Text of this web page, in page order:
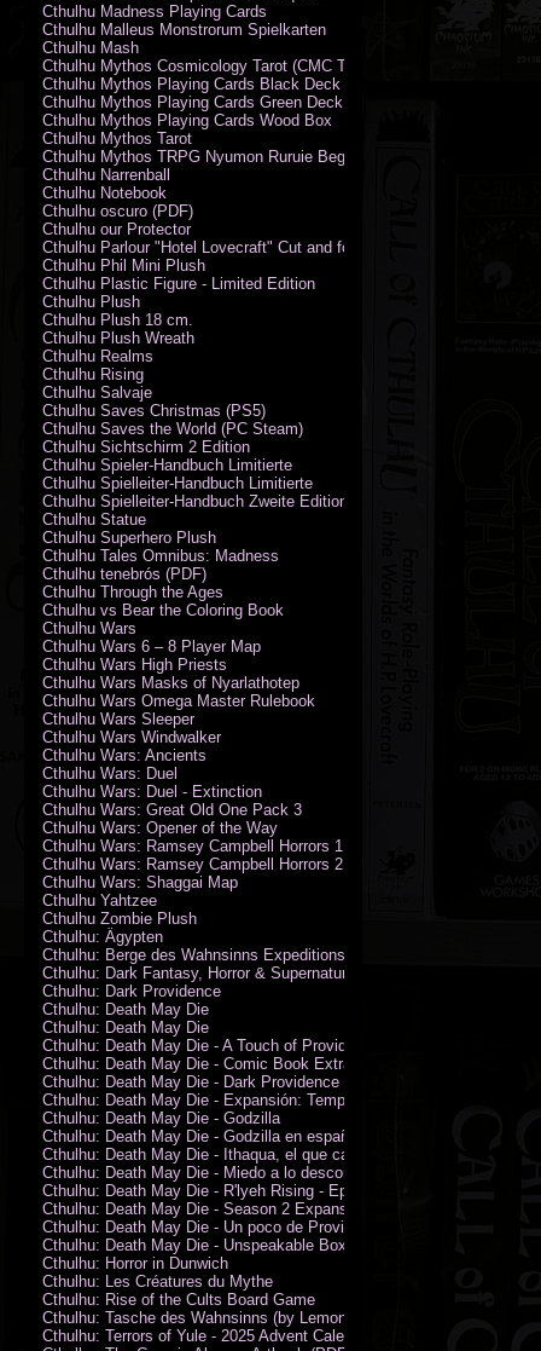
Cthulhu Madness Playing Cards
Cthulhu Malleus Monstrorum Spielkarten
Cthulhu Mash
Cthulhu Mythos Cosmicology Tarot (CMC Tarot - Old Whispers)
Cthulhu Mythos Playing Cards Black Deck
Cthulhu Mythos Playing Cards Green Deck
Cthulhu Mythos Playing Cards Wood Box
Cthulhu Mythos Tarot
Cthulhu Mythos TRPG Nyumon Ruruie Beginners
Cthulhu Narrenball
Cthulhu Notebook
Cthulhu oscuro (PDF)
Cthulhu our Protector
Cthulhu Parlour "Hotel Lovecraft" Cut and fold Game-Cards
Cthulhu Phil Mini Plush
Cthulhu Plastic Figure - Limited Edition
Cthulhu Plush
Cthulhu Plush 18 cm.
Cthulhu Plush Wreath
Cthulhu Realms
Cthulhu Rising
Cthulhu Salvaje
Cthulhu Saves Christmas (PS5)
Cthulhu Saves the World (PC Steam)
Cthulhu Sichtschirm 2 Edition
Cthulhu Spieler-Handbuch Limitierte
Cthulhu Spielleiter-Handbuch Limitierte
Cthulhu Spielleiter-Handbuch Zweite Edition
Cthulhu Statue
Cthulhu Superhero Plush
Cthulhu Tales Omnibus: Madness
Cthulhu tenebrós (PDF)
Cthulhu Through the Ages
Cthulhu vs Bear the Coloring Book
Cthulhu Wars
Cthulhu Wars 6 – 8 Player Map
Cthulhu Wars High Priests
Cthulhu Wars Masks of Nyarlathotep
Cthulhu Wars Omega Master Rulebook
Cthulhu Wars Sleeper
Cthulhu Wars Windwalker
Cthulhu Wars: Ancients
Cthulhu Wars: Duel
Cthulhu Wars: Duel - Extinction
Cthulhu Wars: Great Old One Pack 3
Cthulhu Wars: Opener of the Way
Cthulhu Wars: Ramsey Campbell Horrors 1
Cthulhu Wars: Ramsey Campbell Horrors 2
Cthulhu Wars: Shaggai Map
Cthulhu Yahtzee
Cthulhu Zombie Plush
Cthulhu: Ägypten
Cthulhu: Berge des Wahnsinns Expeditionspack
Cthulhu: Dark Fantasy, Horror & Supernatural Movies
Cthulhu: Dark Providence
Cthulhu: Death May Die
Cthulhu: Death May Die
Cthulhu: Death May Die - A Touch of Providence
Cthulhu: Death May Die - Comic Book Extras vol. 2
Cthulhu: Death May Die - Dark Providence Investigators
Cthulhu: Death May Die - Expansión: Temporada 2
Cthulhu: Death May Die - Godzilla
Cthulhu: Death May Die - Godzilla en español
Cthulhu: Death May Die - Ithaqua, el que camina en el viento
Cthulhu: Death May Die - Miedo a lo desconocido
Cthulhu: Death May Die - R'lyeh Rising - Epic Episode
Cthulhu: Death May Die - Season 2 Expansion
Cthulhu: Death May Die - Un poco de Providence
Cthulhu: Death May Die - Unspeakable Box
Cthulhu: Horror in Dunwich
Cthulhu: Les Créatures du Mythe
Cthulhu: Rise of the Cults Board Game
Cthulhu: Tasche des Wahnsinns (by Lemonfish)
Cthulhu: Terrors of Yule - 2025 Advent Calendar